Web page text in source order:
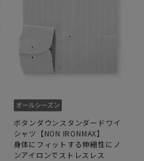
ボタンダウンスタンダードワイ
シャツ【NON IRONMAX】
身体にフィットする伸縮性にノ
ンアイロンでストレスレス